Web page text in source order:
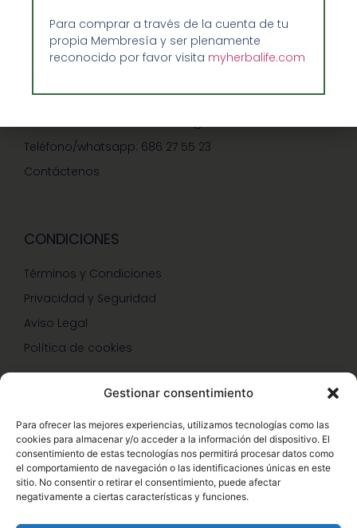
Gestionar consentimiento
Para ofrecer las mejores experiencias, utilizamos tecnologías como las
cookies para almacenar y/o acceder a la información del dispositivo. El
consentimiento de estas tecnologías nos permitirá procesar datos como
el comportamiento de navegación o las identificaciones únicas en este
sitio. No consentir o retirar el consentimiento, puede afectar
negativamente a ciertas características y funciones.
GUIA RAPIDA Y AYUDA
Guía de Compra
Teléfono/whatsapp: 686 27 55 23
Contáctenos
CONDICIONES
Términos y Condiciones
Privacidad y Seguridad
Aviso Legal
Política de cookies
Hazte Miembro Herbalife
Consulta Nutrición Gratis
Descuentos Vip Herbalife
Para comprar a través de la cuenta de tu
propia Membresía y ser plenamente
reconocido por favor visita myherbalife.com